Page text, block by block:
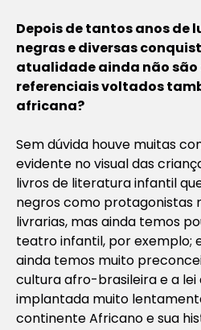
Depois de tantos anos de
negras e diversas
atualidade ainda não
referenciais voltados
africana?
Sem dúvida houve muitas
evidente no visual das
livros de literatura infantil
negros como protagonistas
livrarias, mas ainda temos
teatro infantil, por exemplo;
ainda temos muito
cultura afro-brasileira e a lei
implantada muito
continente Africano e sua